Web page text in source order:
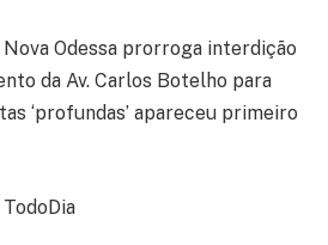
Odessa prorroga interdição
da Av. Carlos Botelho para
‘profundas’ apareceu primeiro